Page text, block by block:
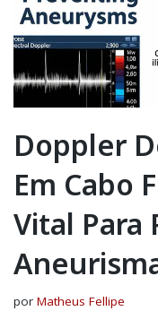
Doppler
Em Cabo
Vital Para
por Matheus Fellipe